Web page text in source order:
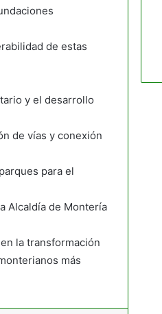
de estas
y el desarrollo
de vías y conexión
para el
Alcaldía de Montería
la transformación
más